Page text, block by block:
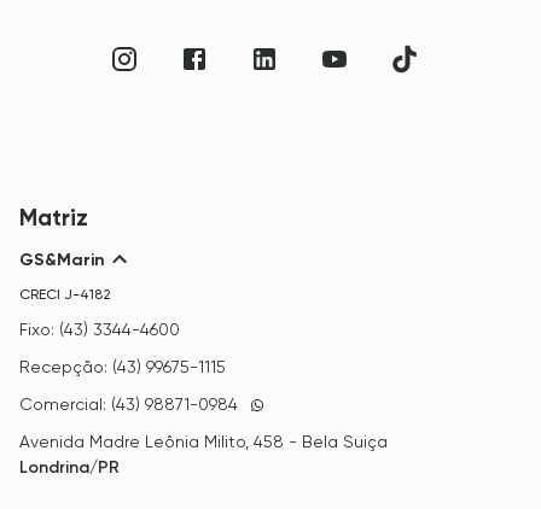
Matriz
GS&Marin
CRECI J-4182
Fixo: (43) 3344-4600
Recepção: (43) 99675-1115
Comercial: (43) 98871-0984
Avenida Madre Leônia Milito, 458 - Bela Suiça
Londrina/PR